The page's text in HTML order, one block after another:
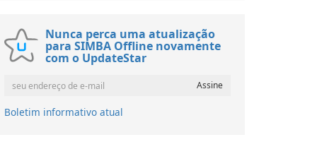
Nunca perca uma atualização
para SIMBA Offline novamente
com o UpdateStar
Boletim informativo atual